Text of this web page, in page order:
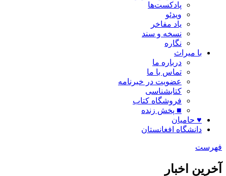
پادکست‌ها
ویدئو
یاد مفاخر
نسخه و سند
نگاره
با میراث
درباره ما
تماس با ما
عضویت در خبرنامه
کتابشناسی
فروشگاه کتاب
■ پخش زنده
♥ حامیان
دانشگاه افغانستان
فهرست
آخرین اخبار